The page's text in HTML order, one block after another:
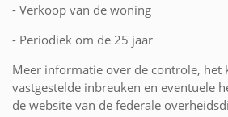
- Verkoop van de woning
- Periodiek om de 25 jaar
Meer informatie over de controle, het
vastgestelde inbreuken en eventuele
de website van de federale